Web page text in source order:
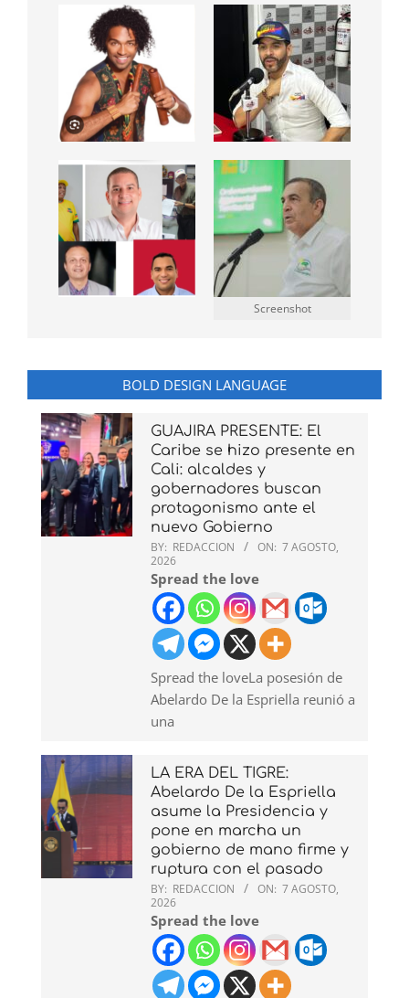
Screenshot
BOLD DESIGN LANGUAGE
GUAJIRA PRESENTE: El
Caribe se hizo presente en
Cali: alcaldes y
gobernadores buscan
protagonismo ante el
nuevo Gobierno
BY: REDACCION ON: 7 AGOSTO,
2026
Spread the love
Spread the loveLa posesión de
Abelardo De la Espriella reunió a
una
LA ERA DEL TIGRE:
Abelardo De la Espriella
asume la Presidencia y
pone en marcha un
gobierno de mano firme y
ruptura con el pasado
BY: REDACCION ON: 7 AGOSTO,
2026
Spread the love